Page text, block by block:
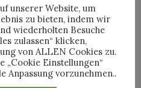
auch von den
ich den einen oder
ein
von Jung bis Alt,
Eisente,
Bikini,
unserer Website, um
zu bieten, indem wir
wiederholten Besuche
zulassen“ klicken,
von ALLEN Cookies zu.
„Cookie Einstellungen“
Anpassung vorzunehmen..